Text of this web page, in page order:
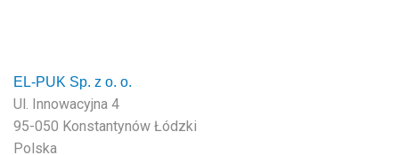
EL-PUK Sp. z o. o.
Ul. Innowacyjna 4
95-050 Konstantynów Łódzki
Polska